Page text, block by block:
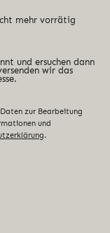
mehr vorrätig
und ersuchen dann
wir das
zur Bearbeitung
und
.